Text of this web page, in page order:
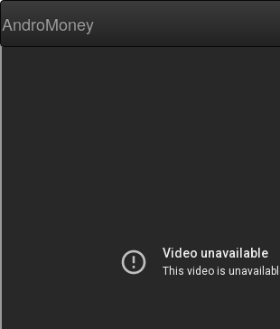
AndroMoney